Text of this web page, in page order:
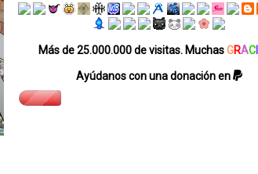
Más de 25.000.000 de visitas. MuchasGRAC
Ayúdanos con una donación en